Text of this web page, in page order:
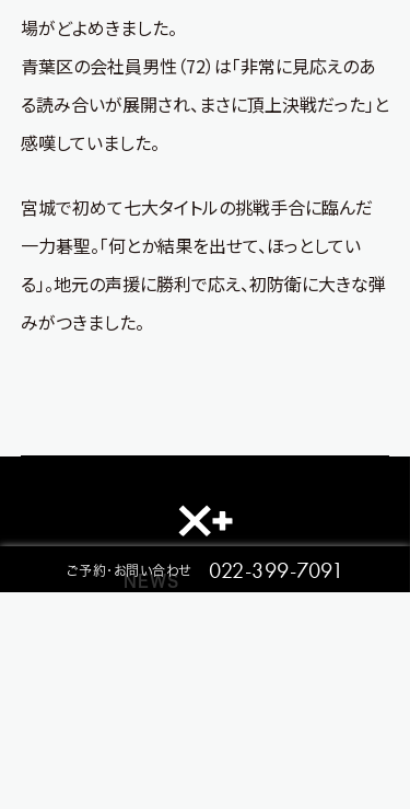
場がどよめきました。
青葉区の会社員男性（72）は「非常に見応えのあ
る読み合いが展開され、まさに頂上決戦だった」と
感嘆していました。
宮城で初めて七大タイトルの挑戦手合に臨んだ
一力碁聖。「何とか結果を出せて、ほっとしてい
る」。地元の声援に勝利で応え、初防衛に大きな弾
みがつきました。
ご予約・お問い合わせ 022-399-7091
NEWS